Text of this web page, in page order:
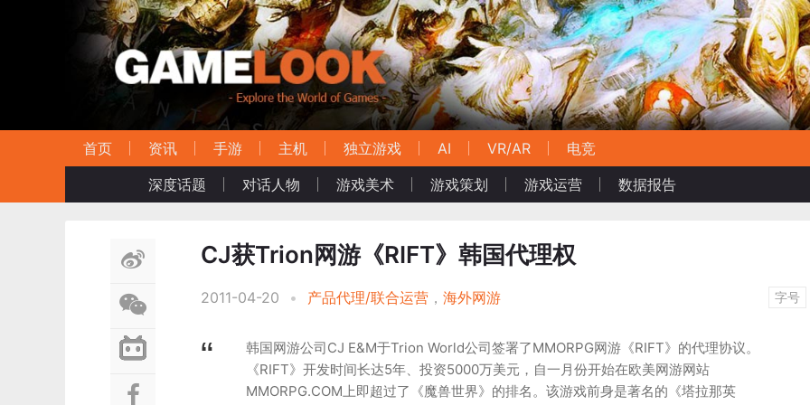
首页 资讯 手游 主机 独立游戏 AI VR/AR
电竞
深度话题
对话人物 游戏美术 游戏策划 游戏运营 数据报告
CJ获Trion网游《RIFT》韩国代理权
2011-04-20 • 产品代理/联合运营 ， 海外网游 字号
韩国网游公司CJ E&M于Trion World公司签署了MMORPG网游《RIFT》的代理协议。
《RIFT》开发时间长达5年、投资5000万美元，自一月份开始在欧美网游网站
MMORPG.COM上即超过了《魔兽世界》的排名。该游戏前身是著名的《塔拉那英